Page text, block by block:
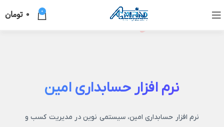
0
0 تومان
نرم افزار حسابداری امین
نرم افزار حسابداری امین، سیستمی نوین در مدیریت کسب و